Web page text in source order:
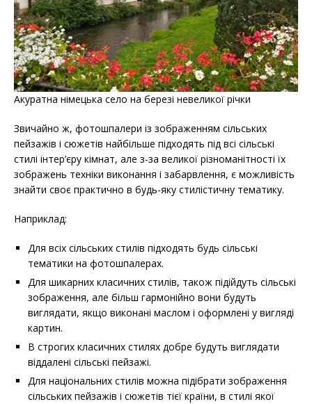
Акуратна німецька село на березі невеликої річки
Звичайно ж, фотошпалери із зображенням сільських
пейзажів і сюжетів найбільше підходять під всі сільські
стилі інтер’єру кімнат, але з-за великої різноманітності їх
зображень техніки виконання і забарвлення, є можливість
знайти своє практично в будь-яку стилістичну тематику.
Наприклад:
Для всіх сільських стилів підходять будь сільські
тематики на фотошпалерах.
Для шикарних класичних стилів, також підійдуть сільські
зображення, але більш гармонійно вони будуть
виглядати, якщо виконані маслом і оформлені у вигляді
картин.
В строгих класичних стилях добре будуть виглядати
віддалені сільські пейзажі.
Для національних стилів можна підібрати зображення
сільських пейзажів і сюжетів тієї країни, в стилі якої